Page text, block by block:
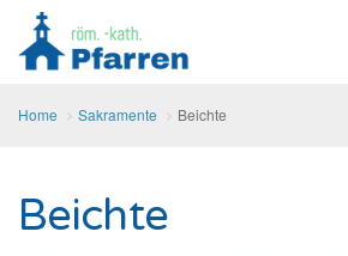
Home Sakramente Beichte
Beichte